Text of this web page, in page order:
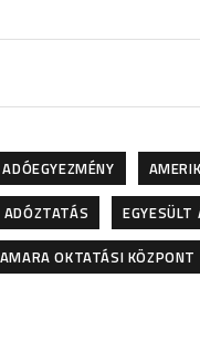
EGYESÜLT
OKTATÁSI KÖZPONT